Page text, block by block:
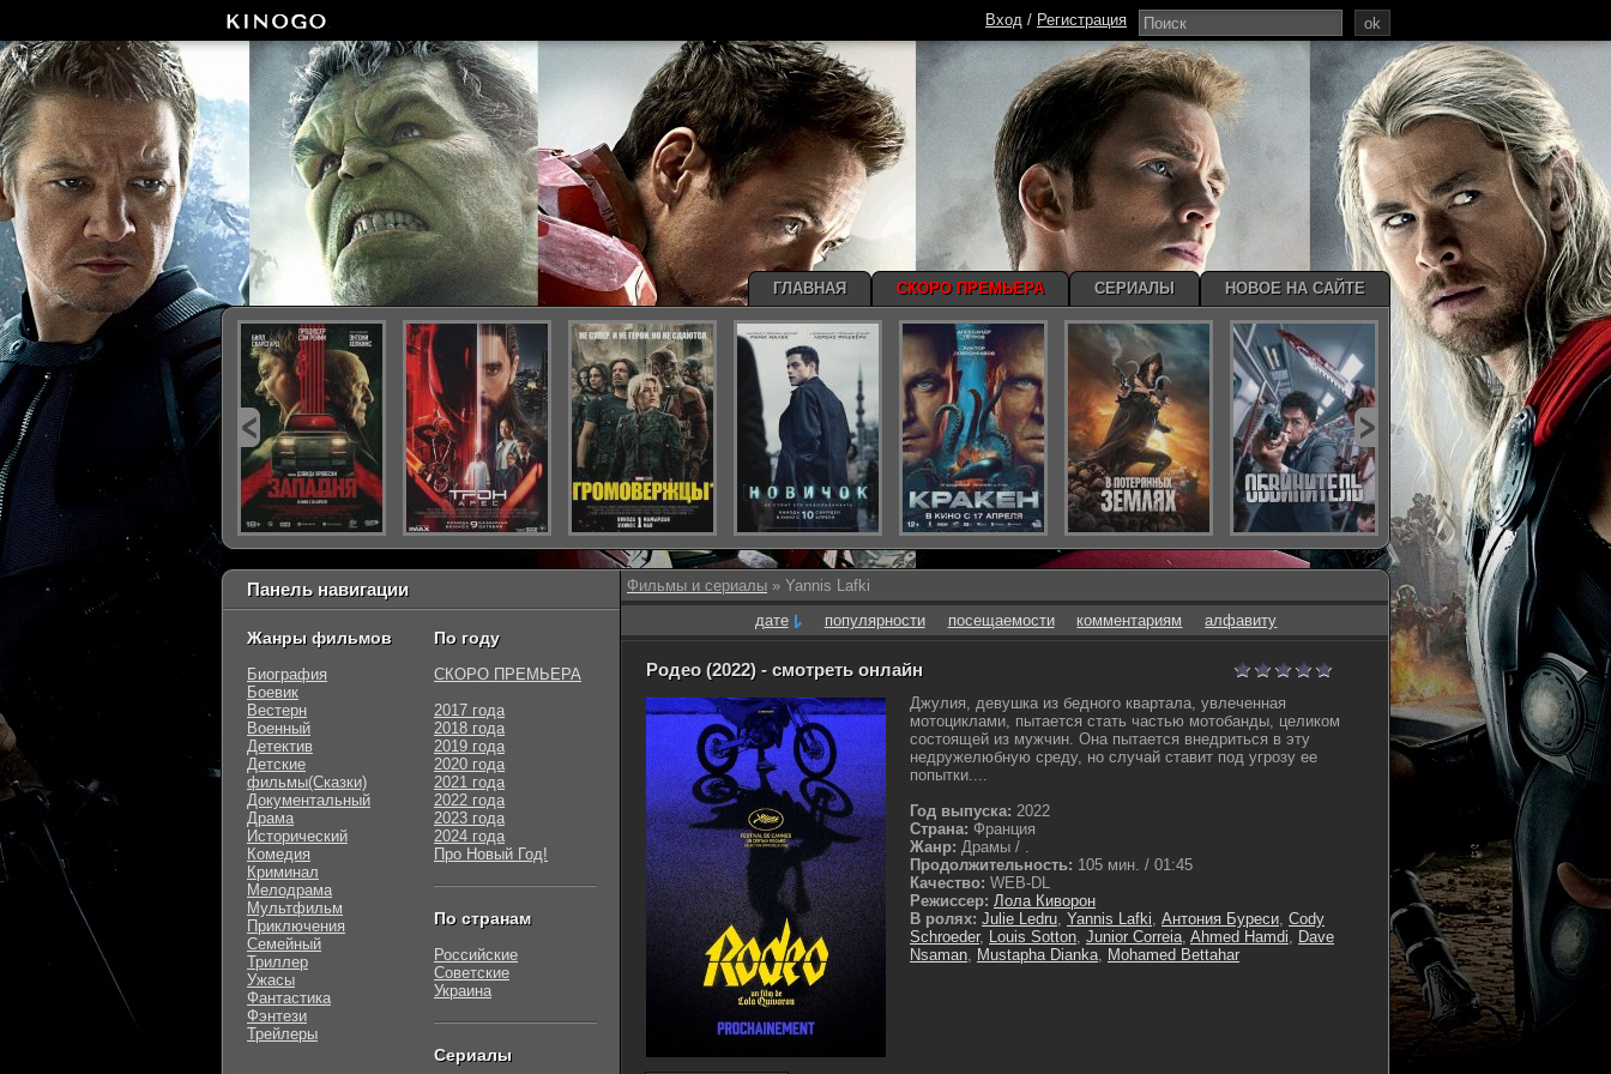
Фильмы и сериалы » Yannis Lafki
дате
популярности посещаемости комментариям алфавиту
Родео (2022) - смотреть онлайн
Джулия, девушка из бедного квартала, увлеченная
мотоциклами, пытается стать частью мотобанды, целиком
состоящей из мужчин. Она пытается внедриться в эту
недружелюбную среду, но случай ставит под угрозу ее
попытки....
Год выпуска: 2022
Страна: Франция
Жанр: Драмы / .
Продолжительность: 105 мин. / 01:45
Качество: WEB-DL
Режиссер: Лола Киворон
В ролях: Julie Ledru, Yannis Lafki, Антония Буреси, Cody
Schroeder, Louis Sotton, Junior Correia, Ahmed Hamdi, Dave
Nsaman, Mustapha Dianka, Mohamed Bettahar
Панель навигации
Жанры фильмов
Биография
Боевик
Вестерн
Военный
Детектив
Детские
фильмы(Сказки)
Документальный
Драма
Исторический
Комедия
Криминал
Мелодрама
Мультфильм
Приключения
Семейный
Триллер
Ужасы
Фантастика
Фэнтези
Трейлеры
По году
СКОРО ПРЕМЬЕРА
2017 года
2018 года
2019 года
2020 года
2021 года
2022 года
2023 года
2024 года
Про Новый Год!
По странам
Российские
Советские
Украина
Сериалы
ok
Вход / Регистрация
ГЛАВНАЯ СКОРО ПРЕМЬЕРА СЕРИАЛЫ НОВОЕ НА САЙТЕ